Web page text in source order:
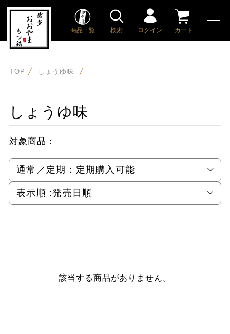
商品一覧 検索 ログイン カート
TOP しょうゆ味
しょうゆ味
対象商品：
通常／定期： 定期購入可能
表示順 :発売日順
該当する商品がありません。